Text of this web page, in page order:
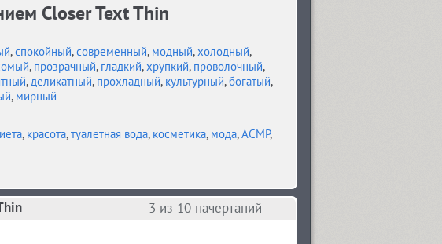
Closer Text Thin
,спокойный,современный, модный,холодный,
, прозрачный, гладкий,хрупкий, проволочный,
,деликатный, прохладный, культурный,богатый,
, мирный
, красота,туалетная вода, косметика, мода,АСМР,
3 из 10 начертаний